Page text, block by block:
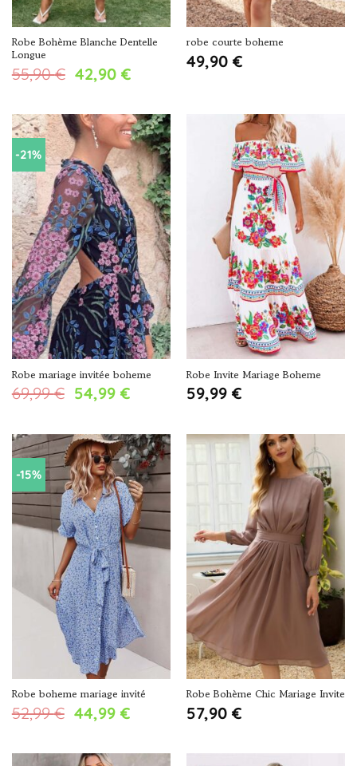
Robe Bohème Blanche Dentelle
Longue
55,90€ Le
initial
était :
55,90 €.
42,90 €Le
actuel
est :
42,90 €.
robe courte boheme
49,90 €
-21%
Robe mariage invitée boheme
69,99€ Le
initial
était :
69,99 €.
54,99 €Le
actuel
est :
54,99 €.
Robe Invite Mariage Boheme
59,99 €
-15%
Robe boheme mariage invité
52,99€ Le
initial
44,99 €Le
actuel
Robe Bohème Chic Mariage Invite
57,90 €